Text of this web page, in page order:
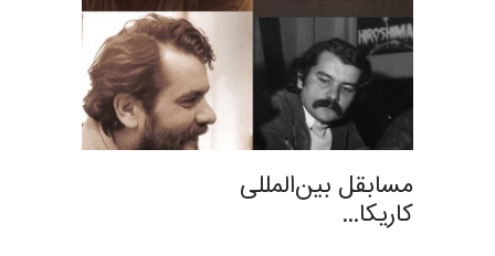
مسابقل بین‌المللی
کاریکا…